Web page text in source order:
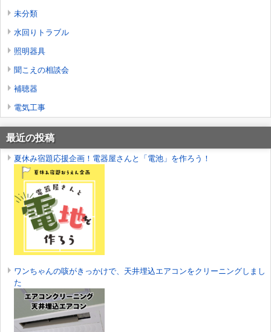
未分類
水回りトラブル
照明器具
聞こえの相談会
補聴器
電気工事
最近の投稿
夏休み宿題応援企画！電器屋さんと「電池」を作ろう！
ワンちゃんの咳がきっかけで、天井埋込エアコンをクリーニングしまし
た